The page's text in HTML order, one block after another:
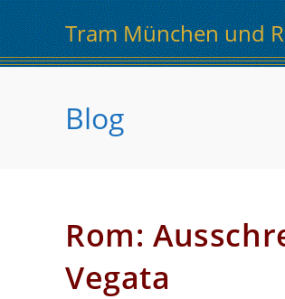
Zum
Inhalt
springen
Tram München und
Blog
Rom:
Vegata